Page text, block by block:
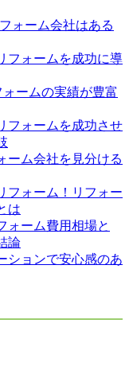
ォーム会社はある
フォームを成功に導
ームの実績が豊富
フォームを成功させ
ーム会社を見分ける
フォーム！リフォー
は
ォーム費用相場と
論
ションで安心感のあ